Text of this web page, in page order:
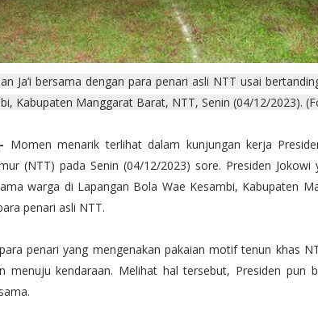
Ja’i bersama dengan para penari asli NTT usai
Kabupaten Manggarat Barat, NTT, Senin (04/12/2023).
Momen menarik terlihat dalam kunjungan kerja
(NTT) pada Senin (04/12/2023) sore. Presiden
warga di Lapangan Bola Wae Kesambi, Kabupaten
penari asli NTT.
penari yang mengenakan pakaian motif tenun khas
menuju kendaraan. Melihat hal tersebut, Presiden pun